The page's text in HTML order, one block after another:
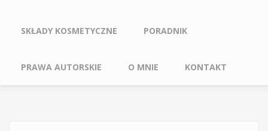
SKŁADY KOSMETYCZNE PORADNIK
PRAWA AUTORSKIE O MNIE KONTAKT